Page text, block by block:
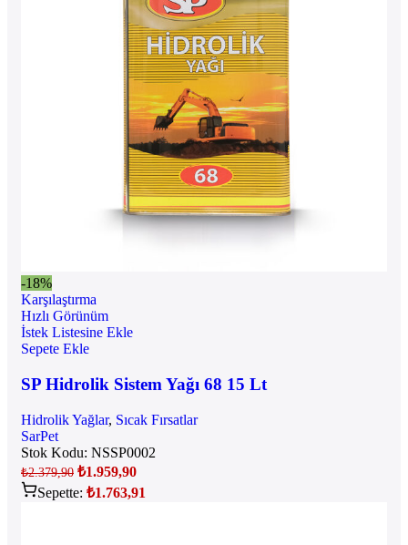
-18%
Karşılaştırma
Hızlı Görünüm
İstek Listesine Ekle
Sepete Ekle
SP Hidrolik Sistem Yağı 68 15 Lt
Hidrolik Yağlar, Sıcak Fırsatlar
SarPet
Stok Kodu: NSSP0002
₺2.379,90 ₺1.959,90
Sepette: ₺1.763,91